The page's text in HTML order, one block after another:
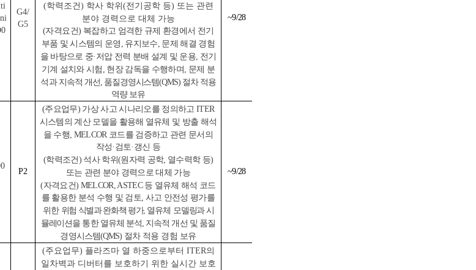
G4/
G5
(학력조건) 학사 학위(전기공학 등) 또는 관련
분야 경력으로 대체 가능
(자격요건) 복잡하고 엄격한 규제 환경에서 전기
부품 및 시스템의 운영, 유지보수, 문제 해결 경험
을 바탕으로 중·저압 전력 분배 설계 및 운용, 전기
기계 설치와 시험, 현장 감독을 수행하며, 문제 분
석과 지속적 개선, 품질경영시스템(QMS) 절차 적용
역량 보유
~9/28
P2
(주요업무) 가상 사고 시나리오를 정의하고 ITER
시스템의 계산 모델을 활용해 열유체 및 방출 해석
을 수행, MELCOR 코드를 검증하고 관련 문서의
작성·검토·갱신 등
(학력조건) 석사 학위(원자력 공학, 열수력학 등)
또는 관련 분야 경력으로 대체 가능
(자격요건) MELCOR, ASTEC 등 열유체 해석 코드
를 활용한 분석 수행 및 검토, 사고 안전성 평가를
위한 위험 식별과 완화책 평가, 열유체 모델링과 시
뮬레이션을 통한 열유체 분석, 지속적 개선 및 품질
경영시스템(QMS) 절차 적용 경험 보유
~9/28
(주요업무) 플라즈마 열 하중으로부터 ITER의
일차벽과 디버터를 보호하기 위한 실시간 보호